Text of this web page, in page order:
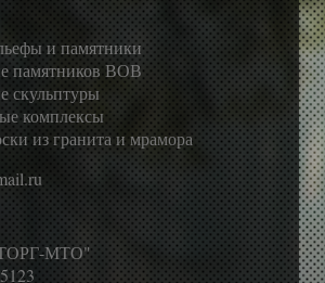
и памятники
памятников ВОВ
скульптуры
комплексы
из гранита и мрамора
МТО"